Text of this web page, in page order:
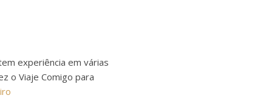
experiência em várias
o Viaje Comigo para